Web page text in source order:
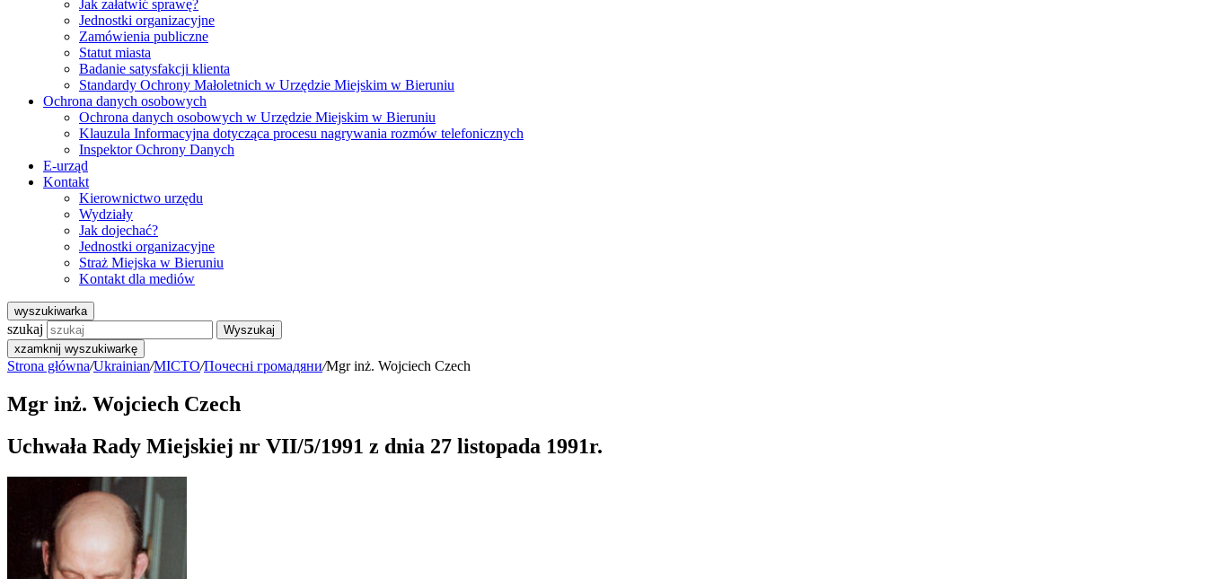
Jak załatwić sprawę?
Jednostki organizacyjne
Zamówienia publiczne
Statut miasta
Badanie satysfakcji klienta
Standardy Ochrony Małoletnich w Urzędzie Miejskim w Bieruniu
Ochrona danych osobowych
Ochrona danych osobowych w Urzędzie Miejskim w Bieruniu
Klauzula Informacyjna dotycząca procesu nagrywania rozmów telefonicznych
Inspektor Ochrony Danych
E-urząd
Kontakt
Kierownictwo urzędu
Wydziały
Jak dojechać?
Jednostki organizacyjne
Straż Miejska w Bieruniu
Kontakt dla mediów
wyszukiwarka
szukaj
Wyszukaj
xzamknij wyszukiwarkę
Strona główna/Ukrainian/MICTO/Почесні громадяни/Mgr inż. Wojciech Czech
Mgr inż. Wojciech Czech
Uchwała Rady Miejskiej nr VII/5/1991 z dnia 27 listopada 1991r.